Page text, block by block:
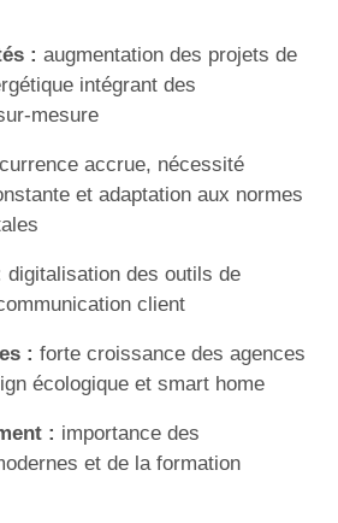
: augmentation des projets de
intégrant des
mesure
accrue, nécessité
et adaptation aux normes
digitalisation des outils de
client
: forte croissance des agences
écologique et smart home
: importance des
et de la formation